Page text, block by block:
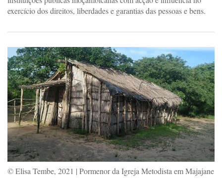
exercício dos direitos, liberdades e garantias das pessoas e bens.
© Elisa Tembe, 2021 | Pormenor da Igreja Metodista em Majajane